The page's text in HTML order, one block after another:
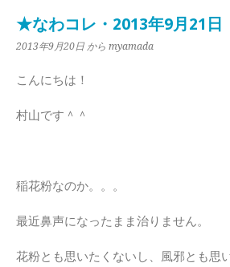
★なわコレ・2013年9月21
2013年9月20日 から myamada
こんにちは！
村山です＾＾
稲花粉なのか。。。
最近鼻声になったまま治りません。
花粉とも思いたくないし、風邪とも思